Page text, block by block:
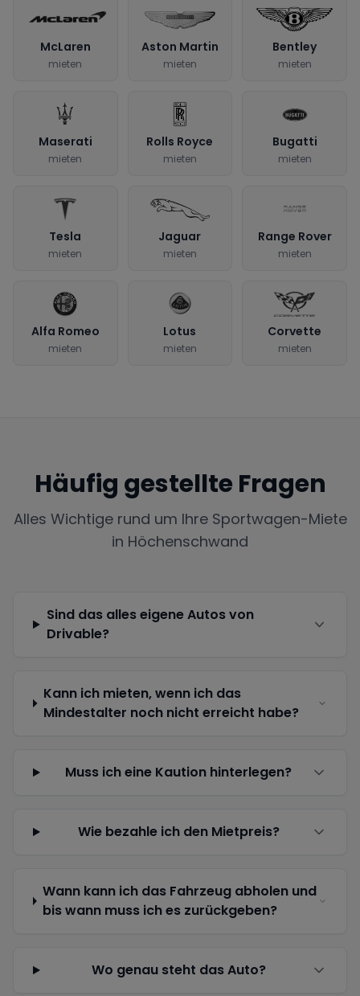
McLaren
mieten
Aston Martin
mieten
Bentley
mieten
Maserati
mieten
Rolls Royce
mieten
Bugatti
mieten
Tesla
mieten
Jaguar
mieten
Range Rover
mieten
Alfa Romeo
mieten
Lotus
mieten
Corvette
mieten
Häufig gestellte Fragen
Alles Wichtige rund um Ihre Sportwagen-Miete
in Höchenschwand
Sind das alles eigene Autos von
Drivable?
Kann ich mieten, wenn ich das
Mindestalter noch nicht erreicht habe?
Muss ich eine Kaution hinterlegen?
Wie bezahle ich den Mietpreis?
Wann kann ich das Fahrzeug abholen und
bis wann muss ich es zurückgeben?
Wo genau steht das Auto?